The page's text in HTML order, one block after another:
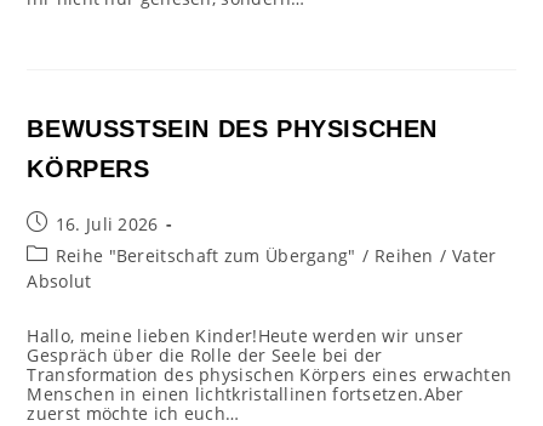
BEWUSSTSEIN DES PHYSISCHEN
KÖRPERS
Beitrag
veröffentlicht:
16. Juli 2026
Beitrags-
Kategorie:
Reihe "Bereitschaft zum Übergang" / Reihen / Vater
Absolut
Hallo, meine lieben Kinder!Heute werden wir unser
Gespräch über die Rolle der Seele bei der
Transformation des physischen Körpers eines erwachten
Menschen in einen lichtkristallinen fortsetzen.Aber
zuerst möchte ich euch…